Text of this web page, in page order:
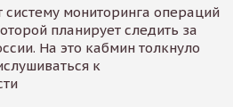
систему мониторинга операций
планирует следить за
На это кабмин толкнуло
к